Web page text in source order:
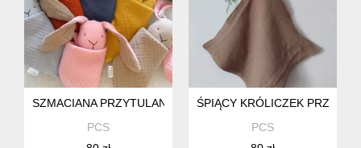
SZMACIANA PRZYTULANKA Z ORGANICZNEGO MUŚLINU,
PCS
ŚPIĄCY KRÓLICZEK
PCS